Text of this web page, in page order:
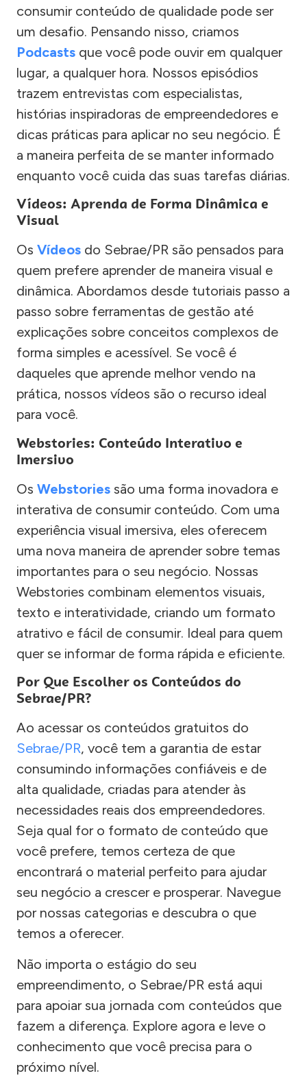
consumir conteúdo de qualidade pode ser
um desafio. Pensando nisso, criamos
Podcasts que você pode ouvir em qualquer
lugar, a qualquer hora. Nossos episódios
trazem entrevistas com especialistas,
histórias inspiradoras de empreendedores e
dicas práticas para aplicar no seu negócio. É
a maneira perfeita de se manter informado
enquanto você cuida das suas tarefas diárias.
Vídeos: Aprenda de Forma Dinâmica e
Visual
Os Vídeos do Sebrae/PR são pensados para
quem prefere aprender de maneira visual e
dinâmica. Abordamos desde tutoriais passo a
passo sobre ferramentas de gestão até
explicações sobre conceitos complexos de
forma simples e acessível. Se você é
daqueles que aprende melhor vendo na
prática, nossos vídeos são o recurso ideal
para você.
Webstories: Conteúdo Interativo e
Imersivo
Os Webstories são uma forma inovadora e
interativa de consumir conteúdo. Com uma
experiência visual imersiva, eles oferecem
uma nova maneira de aprender sobre temas
importantes para o seu negócio. Nossas
Webstories combinam elementos visuais,
texto e interatividade, criando um formato
atrativo e fácil de consumir. Ideal para quem
quer se informar de forma rápida e eficiente.
Por Que Escolher os Conteúdos do
Sebrae/PR?
Ao acessar os conteúdos gratuitos do
Sebrae/PR, você tem a garantia de estar
consumindo informações confiáveis e de
alta qualidade, criadas para atender às
necessidades reais dos empreendedores.
Seja qual for o formato de conteúdo que
você prefere, temos certeza de que
encontrará o material perfeito para ajudar
seu negócio a crescer e prosperar. Navegue
por nossas categorias e descubra o que
temos a oferecer.
Não importa o estágio do seu
empreendimento, o Sebrae/PR está aqui
para apoiar sua jornada com conteúdos que
fazem a diferença. Explore agora e leve o
conhecimento que você precisa para o
próximo nível.